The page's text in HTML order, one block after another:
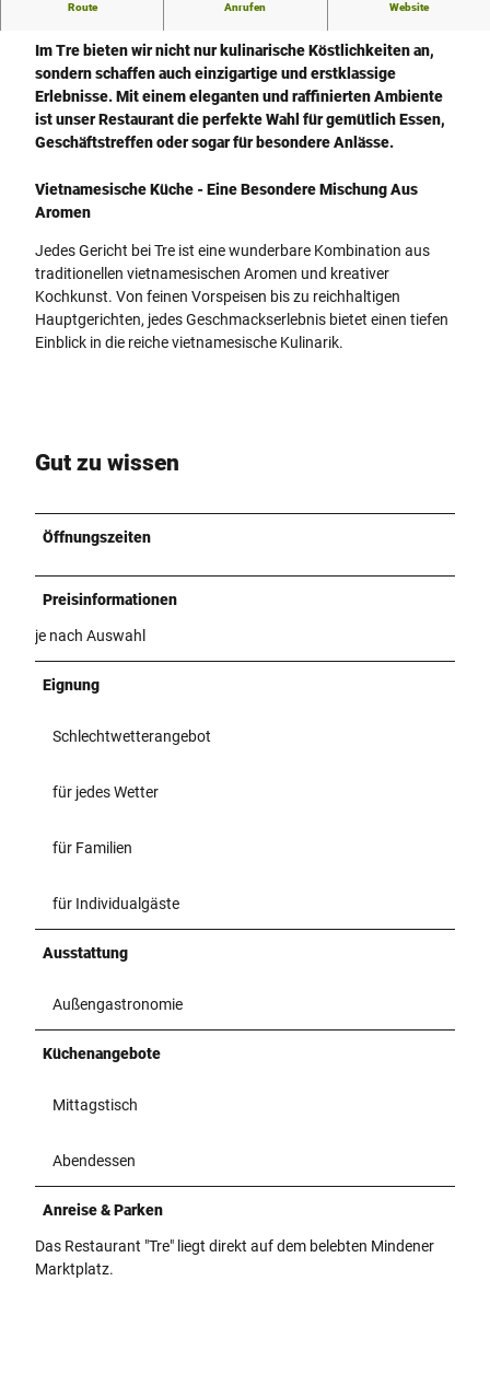
Route Anrufen Website
Treffpunkt der Essenz der vietnamesischen Küche
Im Tre bieten wir nicht nur kulinarische Köstlichkeiten an,
sondern schaffen auch einzigartige und erstklassige
Erlebnisse. Mit einem eleganten und raffinierten Ambiente
ist unser Restaurant die perfekte Wahl für gemütlich Essen,
Geschäftstreffen oder sogar für besondere Anlässe.
Vietnamesische Küche - Eine Besondere Mischung Aus
Aromen
Jedes Gericht bei Tre ist eine wunderbare Kombination aus
traditionellen vietnamesischen Aromen und kreativer
Kochkunst. Von feinen Vorspeisen bis zu reichhaltigen
Hauptgerichten, jedes Geschmackserlebnis bietet einen tiefen
Einblick in die reiche vietnamesische Kulinarik.
Gut zu wissen
Öffnungszeiten
Preisinformationen
je nach Auswahl
Eignung
Schlechtwetterangebot
für jedes Wetter
für Familien
für Individualgäste
Ausstattung
Außengastronomie
Küchenangebote
Mittagstisch
Abendessen
Anreise & Parken
Das Restaurant "Tre" liegt direkt auf dem belebten Mindener
Marktplatz.